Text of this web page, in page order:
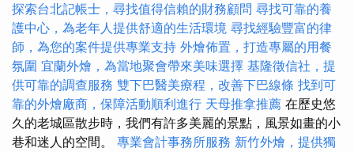
探索台北記帳士，尋找值得信賴的財務顧問 尋找可靠的養
護中心，為老年人提供舒適的生活環境 尋找經驗豐富的律
師，為您的案件提供專業支持 外燴佈置，打造專屬的用餐
氛圍 宜蘭外燴，為當地聚會帶來美味選擇 基隆徵信社，提
供可靠的調查服務 雙下巴醫美療程，改善下巴線條 找到可
靠的外燴廠商，保障活動順利進行 天母推拿推薦 在歷史悠
久的老城區散步時，我們有許多美麗的景點，風景如畫的小
巷和迷人的空間。 專業會計事務所服務 新竹外燴，提供獨